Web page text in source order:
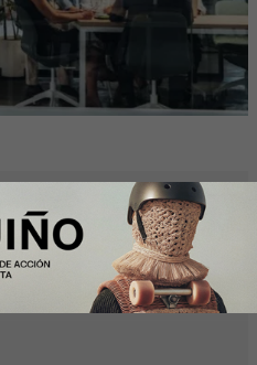
198 euros de
cole» por internet
pasado)